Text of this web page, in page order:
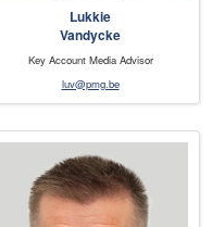
Lukkie
Vandycke
Key Account Media Advisor
luv@pmg.be